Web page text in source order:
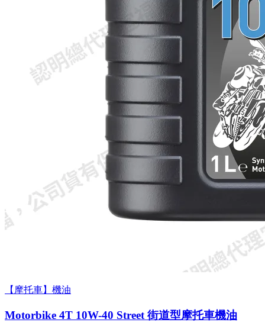
【摩托車】機油
Motorbike 4T 10W-40 Street 街道型摩托車機油